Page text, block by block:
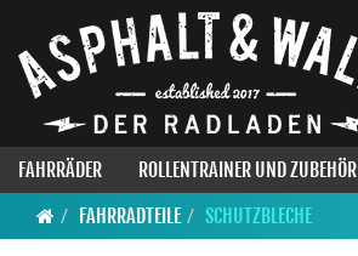
FAHRRÄDER ROLLENTRAINER UND ZUBEHÖR
FAHRRADTEILE
SCHUTZBLECHE